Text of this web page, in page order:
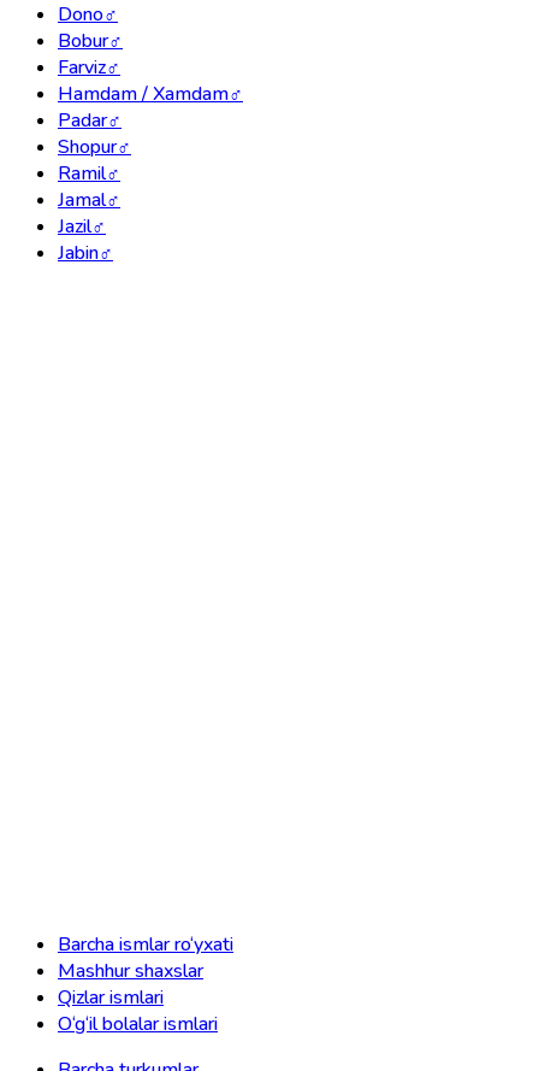
Dono♂
Bobur♂
Farviz♂
Hamdam / Xamdam♂
Padar♂
Shopur♂
Ramil♂
Jamal♂
Jazil♂
Jabin♂
Barcha ismlar ro‘yxati
Mashhur shaxslar
Qizlar ismlari
O‘g‘il bolalar ismlari